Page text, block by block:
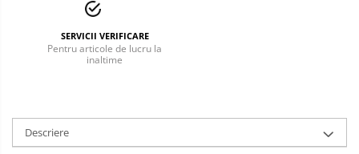
Mijloace de legatura
Opritoare de cadere
Pantofi de protectie
SERVICII VERIFICARE
Pentru articole de lucru la
inaltime
Descriere